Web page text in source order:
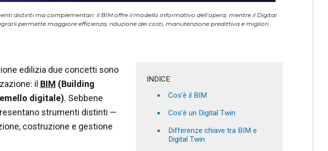
distinti ma complementari: il BIM offre il modello informativo dell’opera, mentre il Digital
permette maggiore efficienza, riduzione dei costi, manutenzione predittiva e migliori
INDICE
Cos’è il BIM
Cos’è un Digital Twin
Differenze chiave tra BIM e
Digital Twin
edilizia due concetti sono
il BIM (Building
digitale). Sebbene
strumenti distinti —
costruzione e gestione